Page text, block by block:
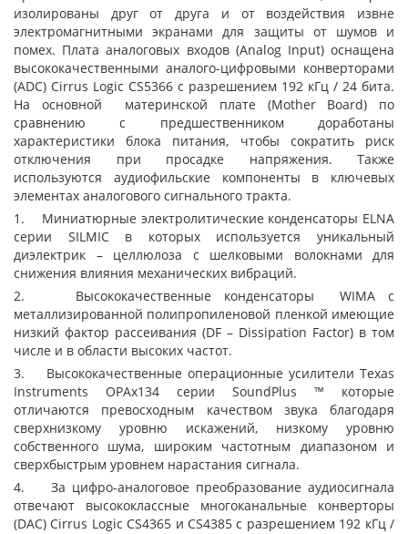
изолированы друг от друга и от воздействия извне
электромагнитными экранами для защиты от шумов и
помех. Плата аналоговых входов (Analog Input) оснащена
высококачественными аналого-цифровыми конверторами
(ADC) Cirrus Logic CS5366 c разрешением 192 кГц / 24 бита.
На основной материнской плате (Mother Board) по
сравнению с предшественником доработаны
характеристики блока питания, чтобы сократить риск
отключения при просадке напряжения. Также
используются аудиофильские компоненты в ключевых
элементах аналогового сигнального тракта.
1. Миниатюрные электролитические конденсаторы ELNA
серии SILMIC в которых используется уникальный
диэлектрик – целлюлоза с шелковыми волокнами для
снижения влияния механических вибраций.
2. Высококачественные конденсаторы WIMA с
металлизированной полипропиленовой пленкой имеющие
низкий фактор рассеивания (DF – Dissipation Factor) в том
числе и в области высоких частот.
3. Высококачественные операционные усилители Texas
Instruments OPAx134 серии SoundPlus ™ которые
отличаются превосходным качеством звука благодаря
сверхнизкому уровню искажений, низкому уровню
собственного шума, широким частотным диапазоном и
сверхбыстрым уровнем нарастания сигнала.
4. За цифро-аналоговое преобразование аудиосигнала
отвечают высококлассные многоканальные конверторы
(DAC) Cirrus Logic CS4365 и CS4385 с разрешением 192 кГц /